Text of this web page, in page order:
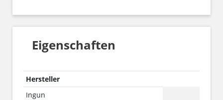
Eigenschaften
Hersteller
Ingun